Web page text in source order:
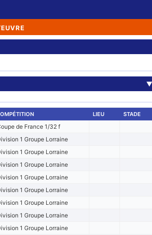
▼
LIEU STADE
de France 1/32 f
1 Groupe Lorraine
1 Groupe Lorraine
1 Groupe Lorraine
1 Groupe Lorraine
1 Groupe Lorraine
1 Groupe Lorraine
1 Groupe Lorraine
1 Groupe Lorraine